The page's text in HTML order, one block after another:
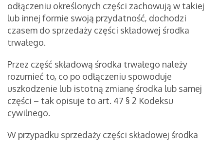
odłączeniu określonych części zachowują w takiej
lub innej formie swoją przydatność, dochodzi
czasem do sprzedaży części składowej środka
trwałego.
Przez część składową środka trwałego należy
rozumieć to, co po odłączeniu spowoduje
uszkodzenie lub istotną zmianę środka lub samej
części – tak opisuje to art. 47 § 2 Kodeksu
cywilnego.
W przypadku sprzedaży części składowej środka